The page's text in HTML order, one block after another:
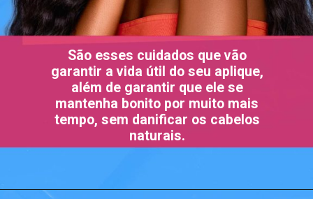
São esses cuidados que vão
garantir a vida útil do seu aplique,
além de garantir que ele se
mantenha bonito por muito mais
tempo, sem danificar os cabelos
naturais.